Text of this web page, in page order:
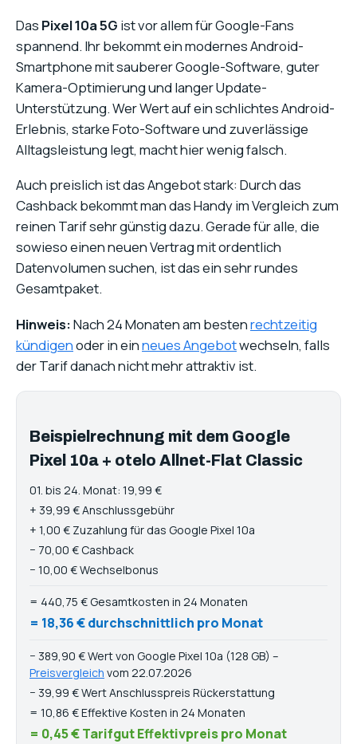
Das Pixel 10a 5G ist vor allem für Google-Fans
spannend. Ihr bekommt ein modernes Android-
Smartphone mit sauberer Google-Software, guter
Kamera-Optimierung und langer Update-
Unterstützung. Wer Wert auf ein schlichtes Android-
Erlebnis, starke Foto-Software und zuverlässige
Alltagsleistung legt, macht hier wenig falsch.
Auch preislich ist das Angebot stark: Durch das
Cashback bekommt man das Handy im Vergleich zum
reinen Tarif sehr günstig dazu. Gerade für alle, die
sowieso einen neuen Vertrag mit ordentlich
Datenvolumen suchen, ist das ein sehr rundes
Gesamtpaket.
Hinweis:Nach 24 Monaten am bestenrechtzeitig
kündigenoder in einneues Angebotwechseln, falls
der Tarif danach nicht mehr attraktiv ist.
Beispielrechnung mit dem Google
Pixel 10a + otelo Allnet-Flat Classic
01. bis 24. Monat: 19,99 €
+ 39,99 € Anschlussgebühr
+ 1,00 € Zuzahlung für das Google Pixel 10a
− 70,00 € Cashback
− 10,00 € Wechselbonus
= 440,75 € Gesamtkosten in 24 Monaten
= 18,36 € durchschnittlich pro Monat
− 389,90 € Wert von Google Pixel 10a (128 GB) –
Preisvergleich vom 22.07.2026
− 39,99 € Wert Anschlusspreis Rückerstattung
= 10,86 € Effektive Kosten in 24 Monaten
= 0,45 € Tarifgut Effektivpreis pro Monat